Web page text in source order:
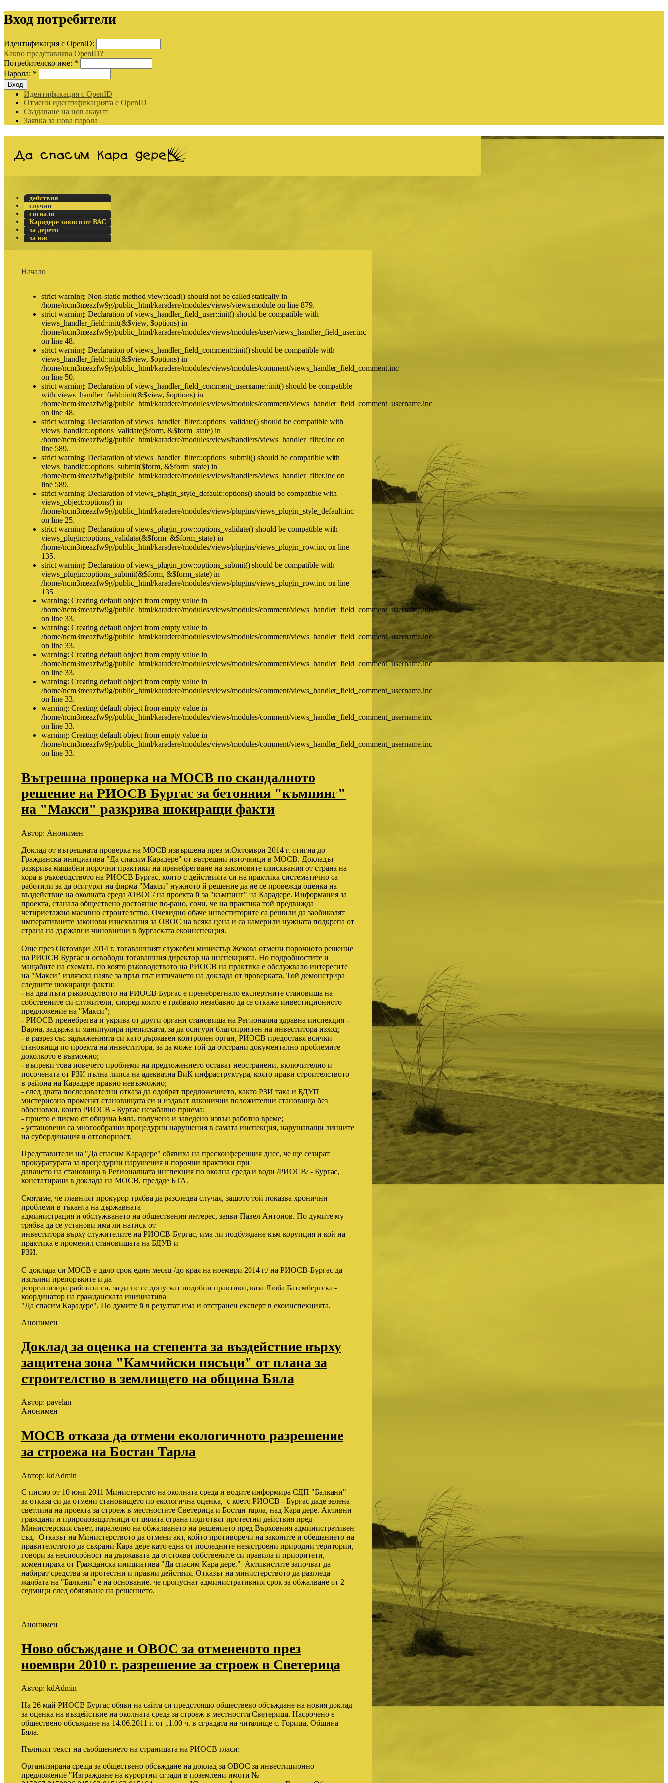
Вход потребители
Идентификация с OpenID:
Какво представлява OpenID?
Потребителско име: *
Парола: *
Идентификация с OpenID
Отмени идентификацията с OpenID
Създаване на нов акаунт
Заявка за нова парола
действия
случаи
сигнали
Карадере зависи от ВАС
за дерето
за нас
Начало
strict warning: Non-static method view::load() should not be called statically in
/home/ncm3meazfw9g/public_html/karadere/modules/views/views.module on line 879.
strict warning: Declaration of views_handler_field_user::init() should be compatible with
views_handler_field::init(&$view, $options) in
/home/ncm3meazfw9g/public_html/karadere/modules/views/modules/user/views_handler_field_user.inc
on line 48.
strict warning: Declaration of views_handler_field_comment::init() should be compatible with
views_handler_field::init(&$view, $options) in
/home/ncm3meazfw9g/public_html/karadere/modules/views/modules/comment/views_handler_field_comment.inc
on line 50.
strict warning: Declaration of views_handler_field_comment_username::init() should be compatible
with views_handler_field::init(&$view, $options) in
/home/ncm3meazfw9g/public_html/karadere/modules/views/modules/comment/views_handler_field_comment_username.inc
on line 48.
strict warning: Declaration of views_handler_filter::options_validate() should be compatible with
views_handler::options_validate($form, &$form_state) in
/home/ncm3meazfw9g/public_html/karadere/modules/views/handlers/views_handler_filter.inc on
line 589.
strict warning: Declaration of views_handler_filter::options_submit() should be compatible with
views_handler::options_submit($form, &$form_state) in
/home/ncm3meazfw9g/public_html/karadere/modules/views/handlers/views_handler_filter.inc on
line 589.
strict warning: Declaration of views_plugin_style_default::options() should be compatible with
views_object::options() in
/home/ncm3meazfw9g/public_html/karadere/modules/views/plugins/views_plugin_style_default.inc
on line 25.
strict warning: Declaration of views_plugin_row::options_validate() should be compatible with
views_plugin::options_validate(&$form, &$form_state) in
/home/ncm3meazfw9g/public_html/karadere/modules/views/plugins/views_plugin_row.inc on line
135.
strict warning: Declaration of views_plugin_row::options_submit() should be compatible with
views_plugin::options_submit(&$form, &$form_state) in
/home/ncm3meazfw9g/public_html/karadere/modules/views/plugins/views_plugin_row.inc on line
135.
warning: Creating default object from empty value in
/home/ncm3meazfw9g/public_html/karadere/modules/views/modules/comment/views_handler_field_comment_username.inc
on line 33.
warning: Creating default object from empty value in
/home/ncm3meazfw9g/public_html/karadere/modules/views/modules/comment/views_handler_field_comment_username.inc
on line 33.
warning: Creating default object from empty value in
/home/ncm3meazfw9g/public_html/karadere/modules/views/modules/comment/views_handler_field_comment_username.inc
on line 33.
warning: Creating default object from empty value in
/home/ncm3meazfw9g/public_html/karadere/modules/views/modules/comment/views_handler_field_comment_username.inc
on line 33.
warning: Creating default object from empty value in
/home/ncm3meazfw9g/public_html/karadere/modules/views/modules/comment/views_handler_field_comment_username.inc
on line 33.
warning: Creating default object from empty value in
/home/ncm3meazfw9g/public_html/karadere/modules/views/modules/comment/views_handler_field_comment_username.inc
on line 33.
Вътрешна проверка на МОСВ по скандалното
решение на РИОСВ Бургас за бетонния "къмпинг"
на "Макси" разкрива шокиращи факти
Автор: Анонимен
Доклад от вътрешната проверка на МОСВ извършена през м.Октомври 2014 г. стигна до
Гражданска инициатива "Да спасим Карадере" от вътрешни източници в МОСВ. Докладът
разкрива мащабни порочни практики на пренебрегване на законовите изисквания от страна на
хора в ръководството на РИОСВ Бургас, които с действията си на практика систематично са
работили за да осигурят на фирма "Макси" нужното й решение да не се провежда оценка на
въздействие на околната среда /ОВОС/ на проекта й за "къмпинг" на Карадере. Информация за
проекта, станала обществено достояние по-рано, сочи, че на практика той предвижда
четириетажно масивно строителство. Очевидно обаче инвеститорите са решили да заобиколят
императивните законови изисквания за ОВОС на всяка цена и са намерили нужната подкрепа от
страна на държавни чиновници в бургаската екоинспекция.
Още през Октомври 2014 г. тогавашният служебен министър Жекова отмени порочното решение
на РИОСВ Бургас и освободи тогавашния директор на инспекцията. Но подробностите и
мащабите на схемата, по която ръководството на РИОСВ на практика е обслужвало интересите
на "Макси" излязоха наяве за пръв път изтичането на доклада от проверката. Той демонстрира
следните шокиращи факти:
- на два пъти ръководството на РИОСВ Бургас е пренебрегнало експертните становища на
собствените си служители, според които е трябвало незабавно да се откаже инвестиционното
предложение на "Макси";
- РИОСВ пренебрегва и укрива от други органи становища на Регионална здравна инспекция -
Варна, задържа и манипулира преписката, за да осигури благоприятен на инвеститора изход;
- в разрез със задълженията си като държавен контролен орган, РИОСВ предоставя всички
становища по проекта на инвеститора, за да може той да отстрани документално проблемите
доколкото е възможно;
- въпреки това повечето проблеми на предложението остават неостранени, включително и
посочената от РЗИ пълна липса на адекватна ВиК инфраструктура, която прави строителството
в района на Карадере правно невъзможно;
- след двата последователни отказа да одобрят предложението, както РЗИ така и БДУП
мистериозно променят становищата си и издават лаконични положителни становища без
обосновки, които РИОСВ - Бургас незабавно приема;
- прието е писмо от община Бяла, получено и заведено извън работно време;
- установени са многообразни процедурни нарушения в самата инспекция, нарушаващи линиите
на субординация и отговорност.
Представители на "Да спасим Карадере" обявиха на пресконференция днес, че ще сезират
прокуратурата за процедурни нарушения и порочни практики при
даването на становища в Регионалната инспекция по околна среда и води /РИОСВ/ - Бургас,
констатирани в доклада на МОСВ, предаде БТА.
Смятаме, че главният прокурор трябва да разследва случая, защото той показва хронични
проблеми в тъканта на държавната
администрация и обслужването на обществения интерес, заяви Павел Антонов. По думите му
трябва да се установи има ли натиск от
инвеститора върху служителите на РИОСВ-Бургас, има ли подбуждане към корупция и кой на
практика е променил становищата на БДУВ и
РЗИ.
С доклада си МОСВ е дало срок един месец /до края на ноември 2014 г./ на РИОСВ-Бургас да
изпълни препоръките и да
реорганизира работата си, за да не се допускат подобни практики, каза Люба Батембергска -
координатор на гражданската инициатива
"Да спасим Карадере". По думите й в резултат има и отстранен експерт в екоинспекцията.
Анонимен
Доклад за оценка на степента за въздействие върху
защитена зона "Камчийски пясъци" от плана за
строителство в землището на община Бяла
Автор: pavelan
Анонимен
МОСВ отказа да отмени екологичното разрешение
за строежа на Бостан Тарла
Автор: kdAdmin
С писмо от 10 юни 2011 Министерство на околната среда и водите информира СДП "Балкани"
за отказа си да отмени становището по екологична оценка, с което РИОСВ - Бургас даде зелена
светлина на проекта за строеж в местностите Светерица и Бостан тарла, над Кара дере. Активни
граждани и природозащитници от цялата страна подготвят протестни действия пред
Министерския съвет, паралелно на обжалването на решението пред Върховния административен
съд. Отказът на Министерството да отмени акт, който противоречи на законите и обещанието на
правителството да съхрани Кара дере като една от последните незастроени природни територии,
говори за неспособност на държавата да отстоява собствените си правила и приоритети,
коментираха от Гражданска инициатива "Да спасим Кара дере." Активистите започват да
набират средства за протестни и правни действия. Отказът на министерството да разгледа
жалбата на "Балкани" е на основание, че пропуснат административния срок за обжалване от 2
седмици след обявяване на решението.
Анонимен
Ново обсъждане и ОВОС за отмененото през
ноември 2010 г. разрешение за строеж в Светерица
Автор: kdAdmin
На 26 май РИОСВ Бургас обяви на сайта си предстоящо обществено обсъждане на новия доклад
за оценка на въздействие на околната среда за строеж в местността Светерица. Насрочено е
обществено обсъждане на 14.06.2011 г. от 11.00 ч. в сградата на читалище с. Горица, Община
Бяла.
Пълният текст на съобщението на страницата на РИОСВ гласи:
Организирана среща за обществено обсъждане на доклад за ОВОС за инвестиционно
предложение "Изграждане на курортни сгради в поземлени имоти №